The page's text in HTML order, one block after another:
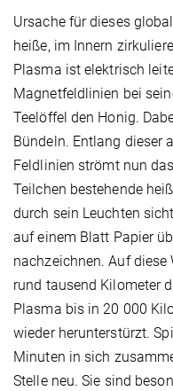
Ursache für dieses
heiße, im Innern
Plasma ist elektrisch
Magnetfeldlinien bei
Teelöffel den Honig.
Bündeln. Entlang dieser
Feldlinien strömt nun
Teilchen bestehende
durch sein Leuchten
auf einem Blatt Papier
nachzeichnen. Auf diese
rund tausend Kilometer
Plasma bis in 20 000
wieder herunterstürzt.
Minuten in sich
Stelle neu. Sie sind